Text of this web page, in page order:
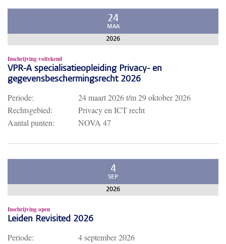
24
MAA
2026
Inschrijving voltekend
VPR-A specialisatieopleiding Privacy- en
gegevensbeschermingsrecht 2026
Periode: 24 maart 2026t/m29 oktober 2026
Rechtsgebied:
Privacy en ICT recht
Aantal punten:
NOVA 47
4
SEP
2026
Inschrijving open
Leiden Revisited 2026
Periode:
4 september 2026